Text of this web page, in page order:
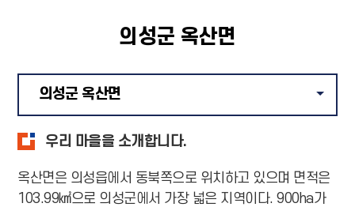
의성군 옥산면
의성군 옥산면
우리 마을을 소개합니다.
옥산면은 의성읍에서 동북쪽으로 위치하고 있으며 면적은
103.99㎢으로 의성군에서 가장 넓은 지역이다. 900ha가